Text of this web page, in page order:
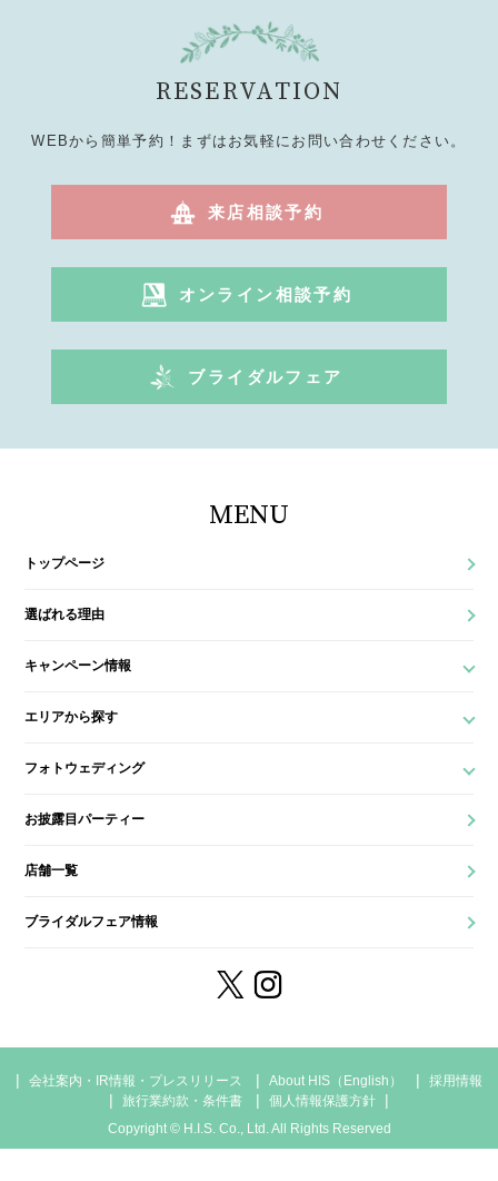
RESERVATION
WEBから簡単予約！まずはお気軽にお問い合わせください。
来店相談予約
オンライン相談予約
ブライダルフェア
MENU
トップページ
選ばれる理由
キャンペーン情報
エリアから探す
フォトウェディング
お披露目パーティー
店舗一覧
ブライダルフェア情報
会社案内・IR情報・プレスリリース About HIS（English）
採用情報
旅行業約款・条件書
個人情報保護方針
Copyright © H.I.S. Co., Ltd. All Rights Reserved